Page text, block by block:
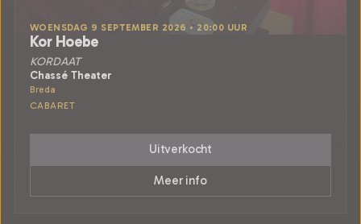
WOENSDAG 9 SEPTEMBER 2026 • 20:00 UUR
Kor Hoebe
KORDAAT
Chassé Theater
Breda
CABARET
Uitverkocht
Meer info